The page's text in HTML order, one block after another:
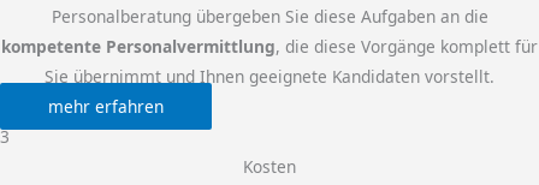
Personalberatung übergeben Sie diese Aufgaben an die
kompetente Personalvermittlung, die diese Vorgänge komplett für
Sie übernimmt und Ihnen geeignete Kandidaten vorstellt.
mehr erfahren
3
Kosten